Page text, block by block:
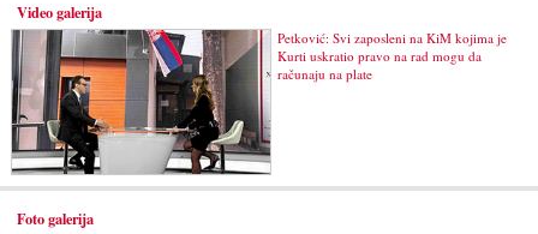
Video galerija
Petković: Svi zaposleni na KiM kojima je
Kurti uskratio pravo na rad mogu da
računaju na plate
Foto galerija